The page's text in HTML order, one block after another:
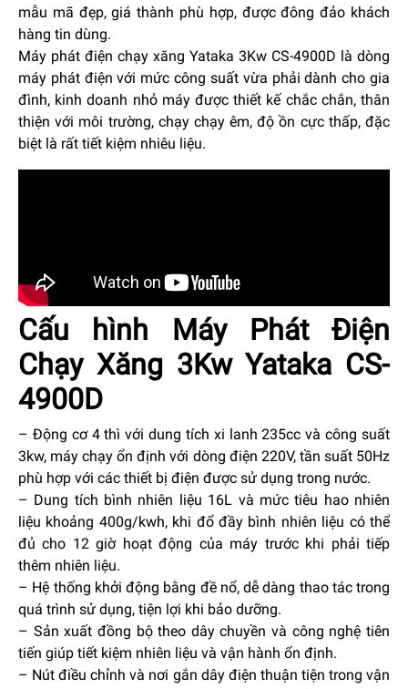
mẫu mã đẹp, giá thành phù hợp, được đông đảo khách
hàng tin dùng.
Máy phát điện chạy xăng Yataka 3Kw CS-4900D là dòng
máy phát điện với mức công suất vừa phải dành cho gia
đình, kinh doanh nhỏ máy được thiết kế chắc chắn, thân
thiện với môi trường, chạy chạy êm, độ ồn cực thấp, đặc
biệt là rất tiết kiệm nhiêu liệu.
Cấu hình Máy Phát Điện
Chạy Xăng 3Kw Yataka CS-
4900D
– Động cơ 4 thì với dung tích xi lanh 235cc và công suất
3kw, máy chạy ổn định với dòng điện 220V, tần suất 50Hz
phù hợp với các thiết bị điện được sử dụng trong nước.
– Dung tích bình nhiên liệu 16L và mức tiêu hao nhiên
liệu khoảng 400g/kwh, khi đổ đầy bình nhiên liệu có thể
đủ cho 12 giờ hoạt động của máy trước khi phải tiếp
thêm nhiên liệu.
– Hệ thống khởi động bằng đề nổ, dễ dàng thao tác trong
quá trình sử dụng, tiện lợi khi bảo dưỡng.
– Sản xuất đồng bộ theo dây chuyền và công nghệ tiên
tiến giúp tiết kiệm nhiên liệu và vận hành ổn định.
– Nút điều chỉnh và nơi gắn dây điện thuận tiện trong vận